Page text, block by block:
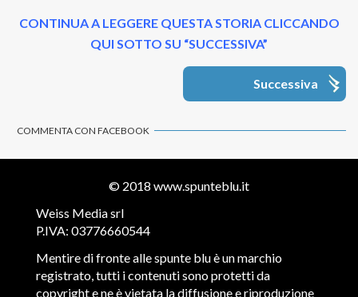
CONTINUA A LEGGERE QUESTA STORIA CLICCANDO
QUI SOTTO SU “SUCCESSIVA”
Successiva
COMMENTA CON FACEBOOK
© 2018 www.spunteblu.it
Weiss Media srl
P.IVA: 03776660544
Mentire di fronte alle spunte blu è un marchio
registrato, tutti i contenuti sono protetti da
copyright e ne è vietata la diffusione e riproduzione